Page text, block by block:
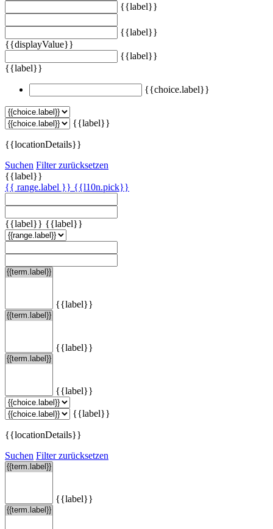
{{label}}
{{label}}
{{displayValue}}
{{label}}
{{label}}
{{choice.label}}
{{label}}
{{locationDetails}}
Suchen Filter zurücksetzen
{{label}}
{{ range.label }} {{l10n.pick}}
{{label}} {{label}}
{{label}}
{{label}}
{{label}}
{{label}}
{{locationDetails}}
Suchen Filter zurücksetzen
{{label}}